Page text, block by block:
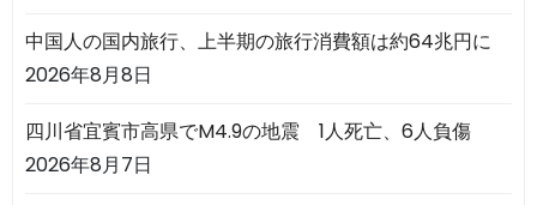
中国人の国内旅行、上半期の旅行消費額は約64兆円に
2026年8月8日
四川省宜賓市高県でM4.9の地震 1人死亡、6人負傷
2026年8月7日